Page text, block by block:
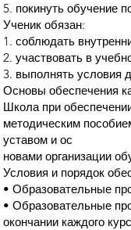
5. покинуть обучение
Ученик обязан:
1. соблюдать
2. участвовать в
3. выполнять условия
Основы обеспечения
Школа при
методическим
уставом и ос
новами организации
Условия и порядок
• Образовательные
• Образовательные
окончании каждого